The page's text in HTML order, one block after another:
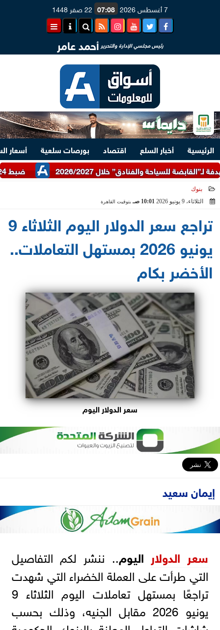
7 أغسطس 2026 07:08 22 صفر 1448
رئيس مجلسي الإدارة والتحرير أحمد عامر
الرئيسية أخبار السلع اقتصاد بورصات سلعية
أسعار
ضبط 24 طن دقيق أبيض وبلدي مدعم عبر شرطة التموين
بنوك
الثلاثاء، 9 يونيو 2026
10:01 صـ بتوقيت القاهرة
تراجع سعر الدولار اليوم الثلاثاء 9
يونيو 2026 بمستهل التعاملات..
الأخضر بكام
سعر الدولار اليوم
إيمان سعيد
سعر الدولار اليوم.. ننشر لكم التفاصيل
التي طرأت على العملة الخضراء التي شهدت
تراجعًا بمستهل تعاملات اليوم الثلاثاء 9
يونيو 2026 مقابل الجنيه، وذلك بحسب